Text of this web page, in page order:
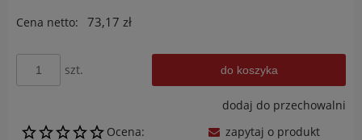
Cena netto: 73,17 zł
szt. do koszyka
dodaj do przechowalni
Ocena:
zapytaj o produkt